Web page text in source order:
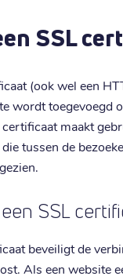
SSL
(ook wel een
wordt toegevoegd
maakt
tussen de
SSL
beveiligt de
Als een website